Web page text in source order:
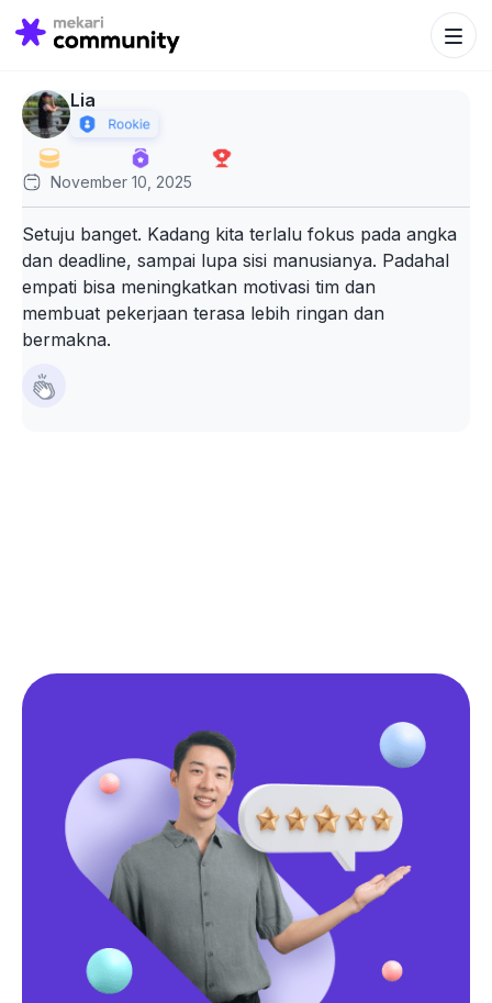
Search
for:
Search
Lia
November 10, 2025
Setuju banget. Kadang kita terlalu fokus pada angka
dan deadline, sampai lupa sisi manusianya. Padahal
empati bisa meningkatkan motivasi tim dan
membuat pekerjaan terasa lebih ringan dan
bermakna.